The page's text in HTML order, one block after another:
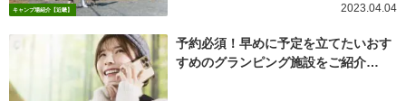
キャンプ場紹介【近畿】 2023.04.04
予約必須！早めに予定を立てたいおす
すめのグランピング施設をご紹介…